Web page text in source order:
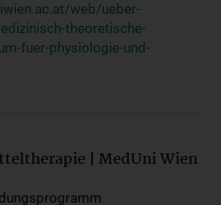
web/ueber-
theoretische-
fuer-physiologie-und-
| MedUni Wien